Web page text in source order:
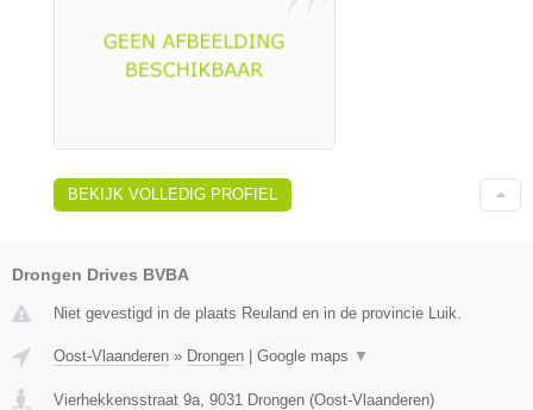
BEKIJK VOLLEDIG PROFIEL
Drongen Drives BVBA
Niet gevestigd in de plaats Reuland en in de provincie Luik.
Oost-Vlaanderen » Drongen | Google maps ▼
Vierhekkensstraat 9a 9031 Drongen (Oost-Vlaanderen)